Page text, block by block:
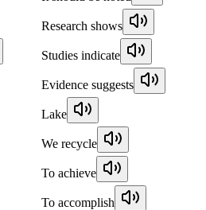
Research shows
Studies indicate
Evidence suggests
Lake
We recycle
To achieve
To accomplish